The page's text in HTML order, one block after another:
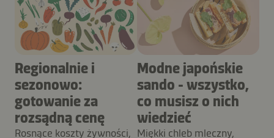
Regionalnie i
sezonowo:
gotowanie za
rozsądną cenę
Rosnące koszty żywności,
Modne japońskie
sando - wszystko,
co musisz o nich
wiedzieć
Miękki chleb mleczny,